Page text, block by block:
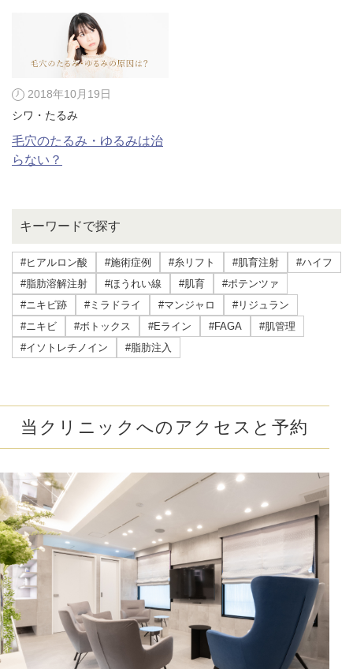
井畑 峰紀 医師
キーワードで探す
#ヒアルロン酸 #施術症例 #糸リフト #肌育注射
#ハイフ
#脂肪溶解注射
#ほうれい線 #肌育
#ポテンツァ
#ニキビ跡
#ミラドライ #マンジャロ
#リジュラン
#ニキビ
#ボトックス #Eライン #FAGA
#肌管理
#イソトレチノイン
#脂肪注入
2018年10月19日
シワ・たるみ
毛穴のたるみ・ゆるみは治
らない？
当クリニックへのアクセスと予約